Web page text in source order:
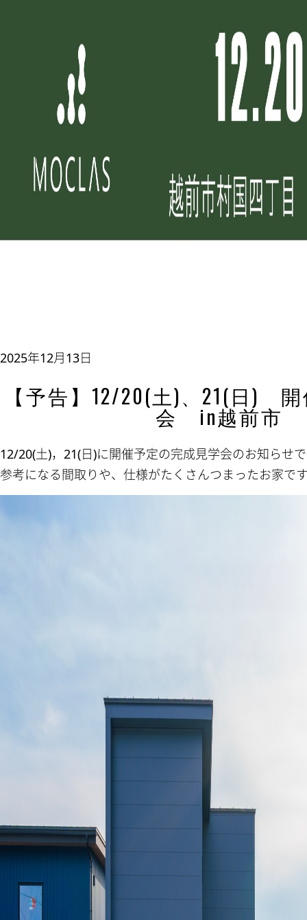
2025年12月13日
【予告】12/20(土)、21(日)
会 in越前市
12/20(土)，21(日)に開催予定の完成見学会のお知らせ
参考になる間取りや、仕様がたくさんつまったお家で